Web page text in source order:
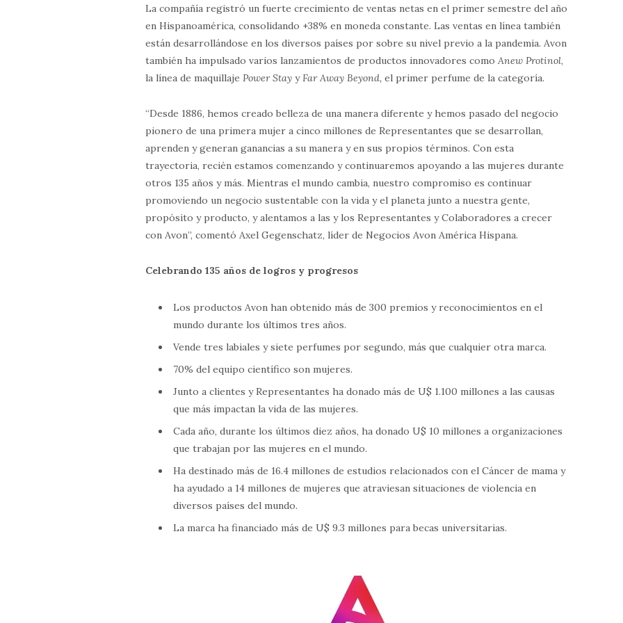
La compañía registró un fuerte crecimiento de ventas netas en el primer semestre del año
en Hispanoamérica, consolidando +38% en moneda constante. Las ventas en línea también
están desarrollándose en los diversos países por sobre su nivel previo a la pandemia. Avon
también ha impulsado varios lanzamientos de productos innovadores comoAnew Protinol,
la línea de maquillajePower Stay yFar Away Beyond, el primer perfume de la categoría.
“Desde 1886, hemos creado belleza de una manera diferente y hemos pasado del negocio
pionero de una primera mujer a cinco millones de Representantes que se desarrollan,
aprenden y generan ganancias a su manera y en sus propios términos. Con esta
trayectoria, recién estamos comenzando y continuaremos apoyando a las mujeres durante
otros 135 años y más. Mientras el mundo cambia, nuestro compromiso es continuar
promoviendo un negocio sustentable con la vida y el planeta junto a nuestra gente,
propósito y producto, y alentamos a las y los Representantes y Colaboradores a crecer
con Avon”, comentó Axel Gegenschatz, líder de Negocios Avon América Hispana.
Celebrando 135 años de logros y progresos
Los productos Avon han obtenido más de 300 premios y reconocimientos en el
mundo durante los últimos tres años.
Vende tres labiales y siete perfumes por segundo, más que cualquier otra marca.
70% del equipo científico son mujeres.
Junto a clientes y Representantes ha donado más de U$ 1.100 millones a las causas
que más impactan la vida de las mujeres.
Cada año, durante los últimos diez años, ha donado U$ 10 millones a organizaciones
que trabajan por las mujeres en el mundo.
Ha destinado más de 16.4 millones de estudios relacionados con el Cáncer de mama y
ha ayudado a 14 millones de mujeres que atraviesan situaciones de violencia en
diversos países del mundo.
La marca ha financiado más de U$ 9.3 millones para becas universitarias.